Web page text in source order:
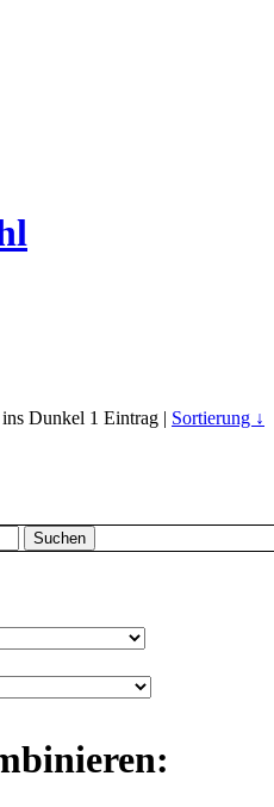
Dunkel 1 Eintrag | Sortierung ↓
Suchen